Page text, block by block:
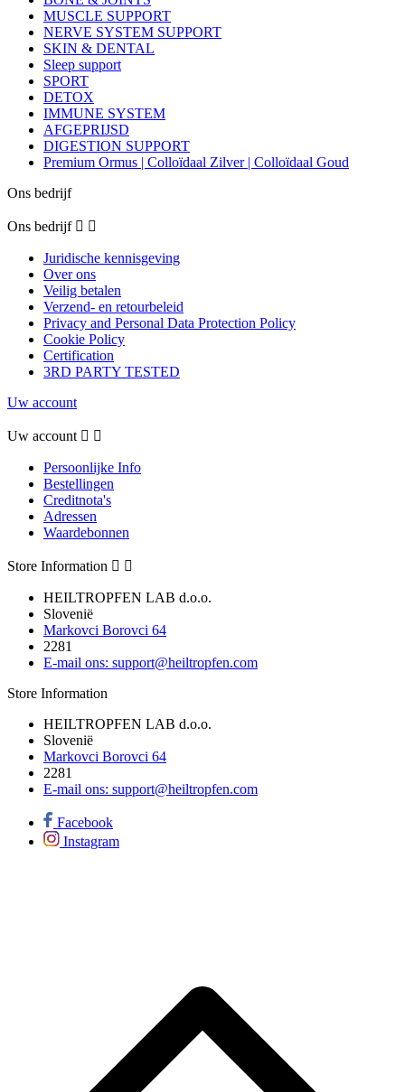
MUSCLE SUPPORT
NERVE SYSTEM SUPPORT
SKIN & DENTAL
Sleep support
SPORT
DETOX
IMMUNE SYSTEM
AFGEPRIJSD
DIGESTION SUPPORT
Premium Ormus | Colloïdaal Zilver | Colloïdaal Goud
Ons bedrijf
Ons bedrijf  
Juridische kennisgeving
Over ons
Veilig betalen
Verzend- en retourbeleid
Privacy and Personal Data Protection Policy
Cookie Policy
Certification
3RD PARTY TESTED
Uw account
Uw account  
Persoonlijke Info
Bestellingen
Creditnota's
Adressen
Waardebonnen
Store Information  
HEILTROPFEN LAB d.o.o.
Slovenië
Markovci Borovci 64
2281
E-mail ons: support@heiltropfen.com
Store Information
HEILTROPFEN LAB d.o.o.
Slovenië
Markovci Borovci 64
2281
E-mail ons: support@heiltropfen.com
Facebook
Instagram